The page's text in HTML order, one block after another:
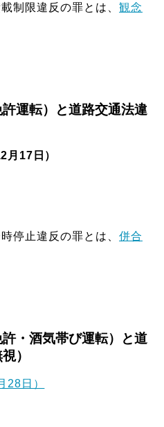
制限違反の罪とは、 観念
許運転）と道路交通法違
月17日）
停止違反の罪とは、 併合
・酒気帯び運転）と道
）
28日）